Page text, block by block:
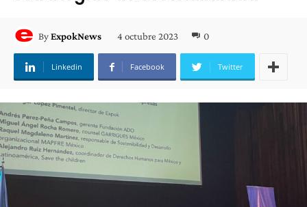
ByExpokNews 4 octubre 2023 0
Linkedin Facebook Twitter